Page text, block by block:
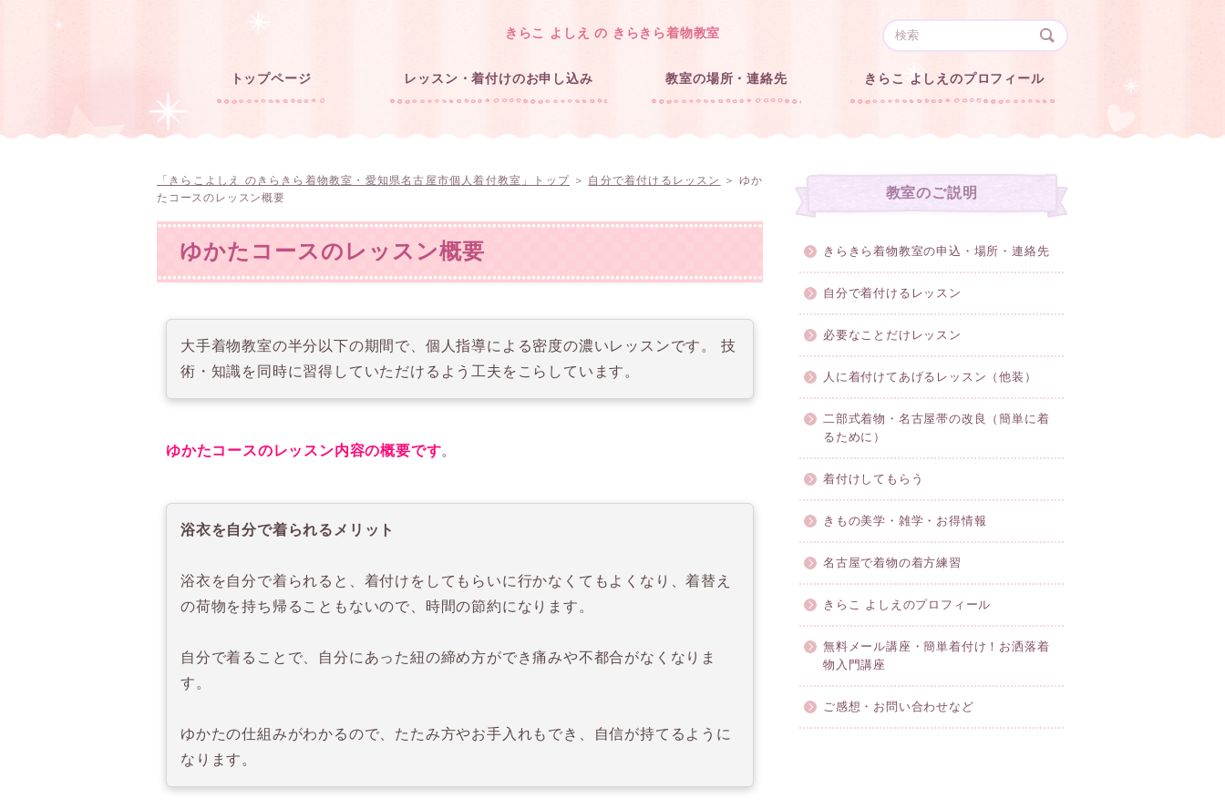
きらこ よしえ の きらきら着物教室
トップページ レッスン・着付けのお申し込み 教室の場所・連絡先 きらこ よしえのプロフィール
「きらこよしえ のきらきら着物教室・愛知県名古屋市個人着付教室」トップ ＞ 自分で着付けるレッスン
＞ ゆか
たコースのレッスン概要
ゆかたコースのレッスン概要
大手着物教室の半分以下の期間で、個人指導による密度の濃いレッスンです。 技
術・知識を同時に習得していただけるよう工夫をこらしています。
ゆかたコースのレッスン内容の概要です。
浴衣を自分で着られるメリット
浴衣を自分で着られると、着付けをしてもらいに行かなくてもよくなり、着替え
の荷物を持ち帰ることもないので、時間の節約になります。
自分で着ることで、自分にあった紐の締め方ができ痛みや不都合がなくなりま
す。
ゆかたの仕組みがわかるので、たたみ方やお手入れもでき、自信が持てるように
なります。
教室のご説明
きらきら着物教室の申込・場所・連絡先
自分で着付けるレッスン
必要なことだけレッスン
人に着付けてあげるレッスン（他装）
二部式着物・名古屋帯の改良（簡単に着
るために）
着付けしてもらう
きもの美学・雑学・お得情報
名古屋で着物の着方練習
きらこ よしえのプロフィール
無料メール講座・簡単着付け！お洒落着
物入門講座
ご感想・お問い合わせなど